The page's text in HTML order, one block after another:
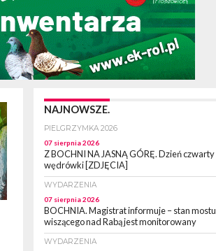
NAJNOWSZE.
PIELGRZYMKA 2026
07 sierpnia 2026
Z BOCHNI NA JASNĄ GÓRĘ. Dzień czwarty
wędrówki [ZDJĘCIA]
WYDARZENIA
07 sierpnia 2026
BOCHNIA. Magistrat informuje – stan mostu
wiszącego nad Rabą jest monitorowany
WYDARZENIA